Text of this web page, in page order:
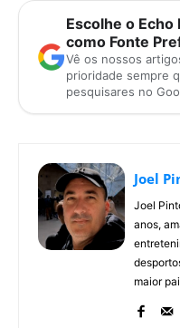
Escolhe o Echo
como Fonte
Vê os nossos
prioridade sempre
pesquisares no
Joel
Joel
anos,
maior